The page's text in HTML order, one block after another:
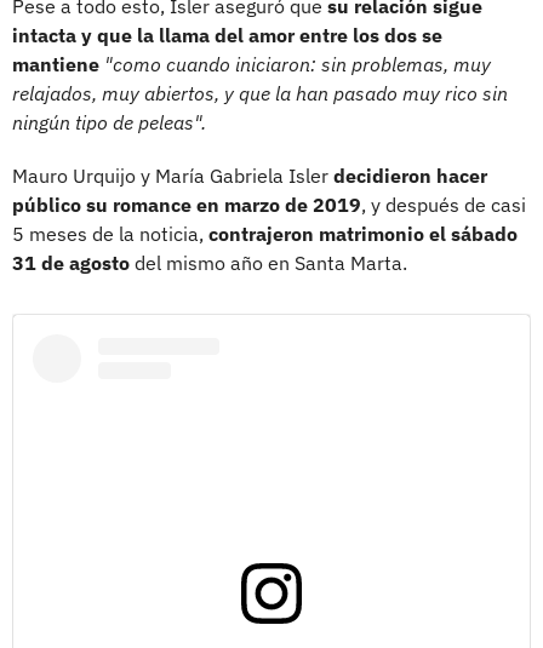
Pese a todo esto, Isler aseguró que su relación sigue
intacta y que la llama del amor entre los dos se
mantiene "como cuando iniciaron: sin problemas, muy
relajados, muy abiertos, y que la han pasado muy rico sin
ningún tipo de peleas".
Mauro Urquijo y María Gabriela Isler decidieron hacer
público su romance en marzo de 2019, y después de casi
5 meses de la noticia, contrajeron matrimonio el sábado
31 de agosto del mismo año en Santa Marta.